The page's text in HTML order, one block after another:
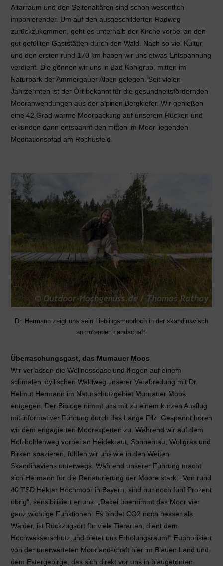
Altarraum und den Seitenaltären sind schon wesentlich
imponierender. Um auf den ausgeschilderten Radweg
zurückzukommen, geht es unterhalb der Kirche vorbei an den
gut gefüllten Gaststätten durch den Wald. Nach so viel Kultur
und den ersten rund 170 km haben wir uns etwas Entspannung
verdient. Die gönnen wir uns in Bad Kohlgrub, mitten im
Naturpark der Ammergauer Alpen gelegen. Seit vielen
Jahrzehnten ist der Ort bekannt für die gesundheitsfördernden
Mooranwendungen aus der alpinen Bergkiefer. Wir genießen
eine 42 Grad warme Moorpackung auf unserem Rücken und
erkunden dann entspannt den mitten im Moor liegenden
Meditationspfad am Rochusfeld.
Dr. Hermann zeigt uns sein Lieblingsmoorloch in der skandinavisch
anmutenden Landschaft.
Überraschungsgast, das Murnauer Moos
Wir verlassen die Wellnessoase und fliegen auf einem
schmalen idyllischen Waldweg unserer Verabredung mit Dr.
Helmut Hermann im Naturschutzgebiet Murnauer Moos
entgegen. Der Biologe nimmt uns mit zu einem kurzen Ausflug
mit informativer Führung durch das Lange Filz. Gespannt hören
wir dem engagierten Moorexperten zu. Während wir auf dem
Holzbohlenweg vorbei an Heidekraut, Sonnentau, Wollgras und
Birken spazieren, fühlen wir uns wie in den Weiten
Skandinaviens unterwegs. Während unserer Führung macht
sich Hermann für die Renaturierung der Moore stark: „Von rund
40 TSD Hektar Hochmoor in Bayern, sind nur noch fünf Prozent
übrig“, sensibilisiert er uns. „Dabei übernimmt das Moor vier
ganz wichtige Funktionen: Es bindet CO2 noch besser als
Wälder, ist Rückzugsort für viele Tierarten, dient dem
Hochwasserschutz und bietet uns Erholungsraum!“ Euphorisiert
von der unerwarteten Moorlandschaft hier im Blauen Land und
dem Estergebirge, das sich direkt vor uns in blaugetönten